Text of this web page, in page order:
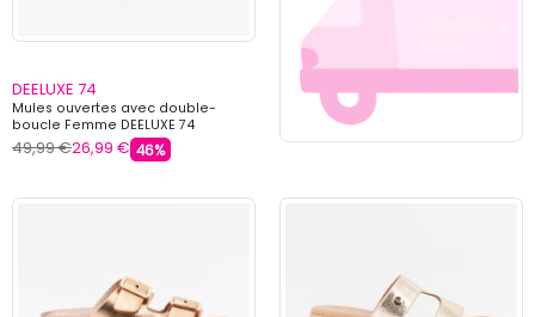
DEELUXE 74
Mules ouvertes avec double-
boucle Femme DEELUXE 74
49,99 €26,99 € 46%